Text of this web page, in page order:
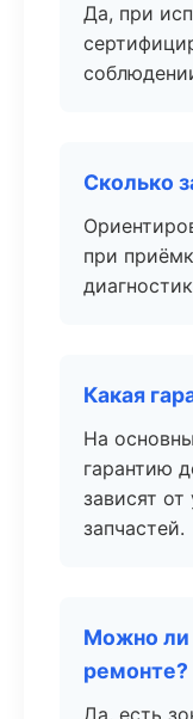
Да, при
Сколько
при
Какая
На
гарантию
зависят от
запчастей.
Можно ли
ремонте?
Да, есть